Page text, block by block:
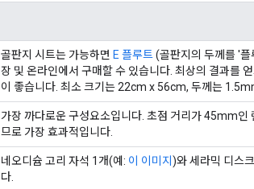
골판지 시트는 가능하면 E 플루트(골판지의 두께를 '플
장 및 온라인에서 구매할 수 있습니다. 최상의 결과를
이 좋습니다. 최소 크기는 22cm x 56cm, 두께는
가장 까다로운 구성요소입니다. 초점 거리가 45mm인
므로 가장 효과적입니다.
네오디슘 고리 자석 1개(예: 이 이미지 )와 세라믹 디스
다.